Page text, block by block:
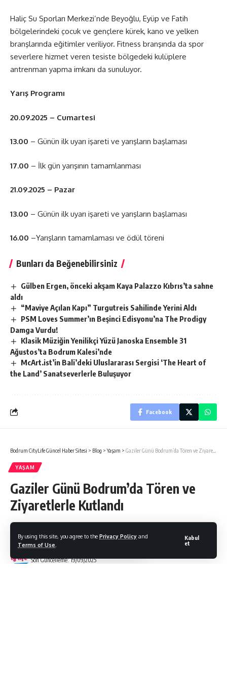
By using this site, you agree to the Privacy Policy and
Terms of Use
Kabul
et
Haliç Su Sporları Merkezi’nde Beyoğlu, Eyüp ve Fatih
bölgelerindeki çocuk ve gençlere kürek, kano ve yelken
branşlarında eğitimler veriliyor. Fitness branşında da spor
severlere hizmet veren tesiste bölgedeki kulüplere
antrenman yapma imkanı da sunuluyor.
Yarış Programı
20.09.2025 – Cumartesi
13.00 – Günün ilk uyarı işareti ve yarışların başlaması
17.00 – İlk gün yarışının tamamlanması
21.09.2025 – Pazar
13.00 – Günün ilk uyarı işareti ve yarışların başlaması
16.00 –Yarışların tamamlaması ve ödül töreni
Bunları da Beğenebilirsiniz
Gülben Ergen, önceki akşam Kaya Palazzo Kıbrıs’ta sahne
aldı
“Maviye Açılan Kapı” Turgutreis Sahilinde Yerini Aldı
PSM Loves Summer’ın Beşinci Edisyonu’na The Prodigy
Damga Vurdu!
Klasik Müziğin Yenilikçi Yüzü Janoska Ensemble 31
Ağustos’ta Bodrum Kalesi’nde
McArt.ist’in Bali’deki Uluslararası Sergisi ‘The Heart of
the Land’ Sanatseverlerle Buluşuyor
Facebook
Bodrum CityLife Güncel Haber Sitesi > Blog >Yaşam > Gaziler Günü Bodrum’da Tören ve Ziyaretlerle Kutlandı
YAŞAM
Gaziler Günü Bodrum’da Tören ve
Ziyaretlerle Kutlandı
Son Güncelleme: 19/09/2025
Bodrum Citylife